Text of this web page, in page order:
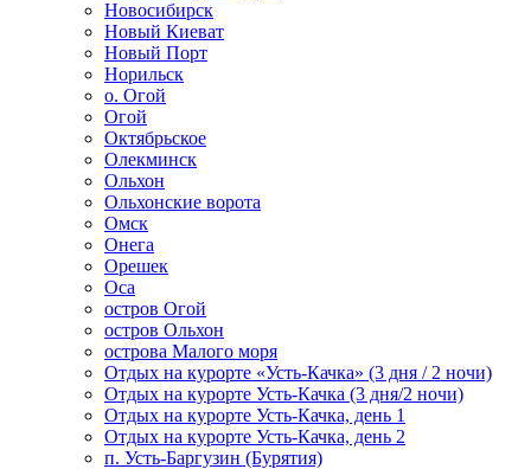
Новосибирск
Новый Киеват
Новый Порт
Норильск
о. Огой
Огой
Октябрьское
Олекминск
Ольхон
Ольхонские ворота
Омск
Онега
Орешек
Оса
остров Огой
остров Ольхон
острова Малого моря
Отдых на курорте «Усть-Качка» (3 дня / 2 ночи)
Отдых на курорте Усть-Качка (3 дня/2 ночи)
Отдых на курорте Усть-Качка, день 1
Отдых на курорте Усть-Качка, день 2
п. Усть-Баргузин (Бурятия)